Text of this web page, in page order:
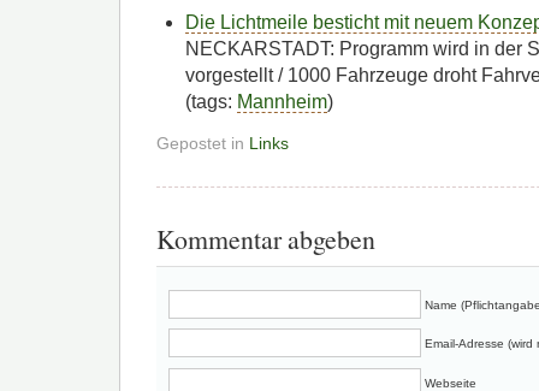
Die Lichtmeile besticht mit neuem
NECKARSTADT: Programm wird in der
vorgestellt / 1000 Fahrzeuge droht
(tags: Mannheim)
Gepostet in Links
Kommentar abgeben
Name
Email-Adresse
Webseite